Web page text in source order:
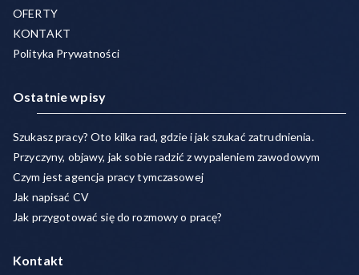
OFERTY
KONTAKT
Polityka Prywatności
Ostatnie wpisy
Szukasz pracy? Oto kilka rad, gdzie i jak szukać zatrudnienia.
Przyczyny, objawy, jak sobie radzić z wypaleniem zawodowym
Czym jest agencja pracy tymczasowej
Jak napisać CV
Jak przygotować się do rozmowy o pracę?
Kontakt